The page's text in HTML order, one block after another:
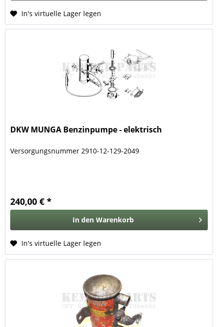
In's virtuelle Lager legen
DKW MUNGA Benzinpumpe - elektrisch
Versorgungsnummer 2910-12-129-2049
240,00 € *
In den Warenkorb
In's virtuelle Lager legen